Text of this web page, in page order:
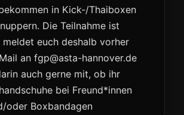
in Kick-/Thaiboxen
Die Teilnahme ist
meldet euch deshalb vorher
an fgp@asta-hannover.de
auch gerne mit, ob ihr
bei Freund*innen
oder Boxbandagen